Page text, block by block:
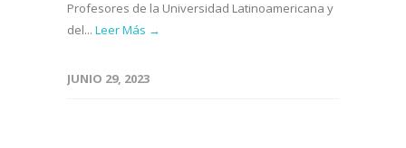
Profesores de la Universidad Latinoamericana y
del... Leer Más →
JUNIO 29, 2023